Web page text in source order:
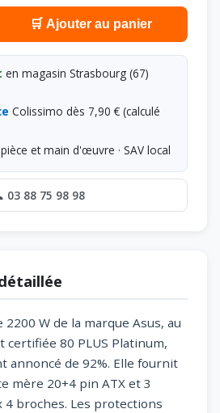
🛒 Ajouter au panier
en magasin Strasbourg (67)
Colissimo dès 7,90 € (calculé
et main d'œuvre · SAV local
03 88 75 98 98
W de la marque Asus, au
certifiée 80 PLUS Platinum,
annoncé de 92%. Elle fournit
mère 20+4 pin ATX et 3
4 broches. Les protections